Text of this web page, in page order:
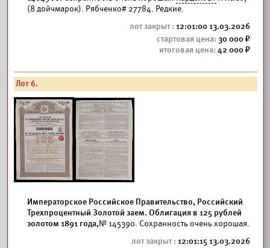
(8 дойчмарок). Рябченко# 27784. Редкие.
12:01:00 13.03.2026
30 000
42 000
Лот 6.
Императорское Российское Правительство, Российский
Трехпроцентный Золотой заем. Облигация в 125 рублей
золотом 1891 года,№ 145390. Сохранность очень хорошая.
12:01:15 13.03.2026